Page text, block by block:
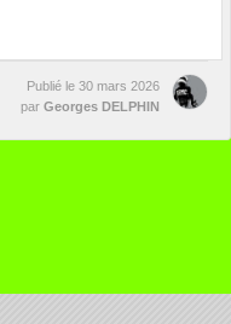
Publié le 30 mars 2026
par Georges DELPHIN